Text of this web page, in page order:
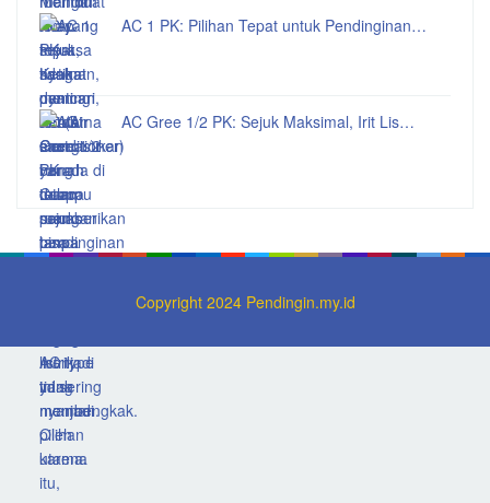
AC 1 PK: Pilihan Tepat untuk Pendinginan…
AC Gree 1/2 PK: Sejuk Maksimal, Irit Lis…
Copyright 2024 Pendingin.my.id